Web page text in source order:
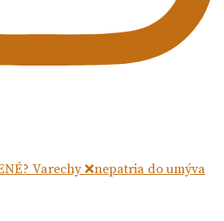
Varechy ❌nepatria do umýva